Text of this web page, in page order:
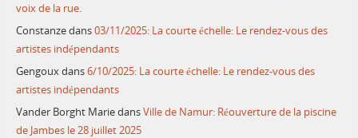
voix de la rue.
Constanzedans03/11/2025: La courte échelle: Le rendez-vous des
artistes indépendants
Gengouxdans6/10/2025: La courte échelle: Le rendez-vous des
artistes indépendants
Vander Borght MariedansVille de Namur: Réouverture de la piscine
de Jambes le 28 juillet 2025